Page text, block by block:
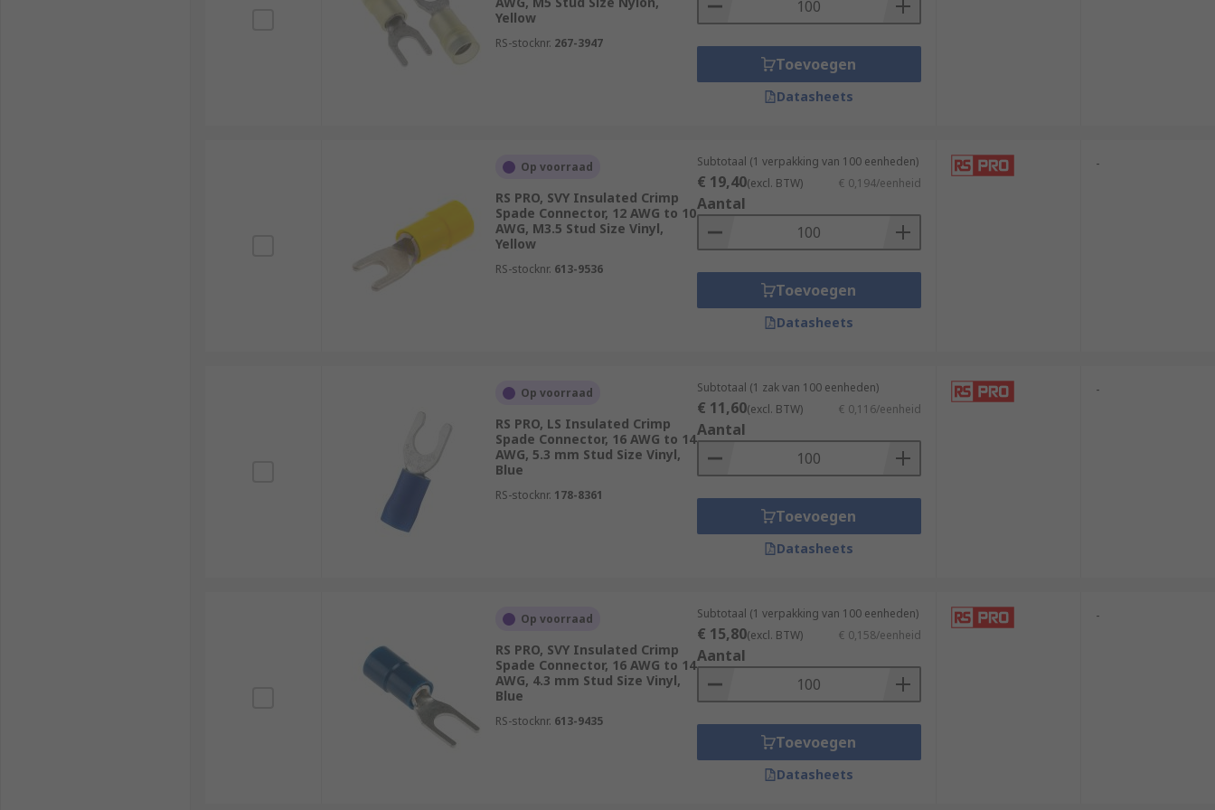
Yellow
RS-stocknr. 267-3947
Toevoegen
Datasheets
Op voorraad
RS PRO, SVY Insulated Crimp
Spade Connector, 12 AWG to 10
AWG, M3.5 Stud Size Vinyl,
Yellow
RS-stocknr. 613-9536
Subtotaal (1 verpakking van 100 eenheden)
€ 19,40(excl. BTW) € 0,194/eenheid
Aantal
Toevoegen
Datasheets
-
Op voorraad
RS PRO, LS Insulated Crimp
Spade Connector, 16 AWG to 14
AWG, 5.3 mm Stud Size Vinyl,
Blue
RS-stocknr. 178-8361
Subtotaal (1 zak van 100 eenheden)
€ 11,60(excl. BTW) € 0,116/eenheid
Aantal
Toevoegen
Datasheets
-
Op voorraad
RS PRO, SVY Insulated Crimp
Spade Connector, 16 AWG to 14
AWG, 4.3 mm Stud Size Vinyl,
Blue
RS-stocknr. 613-9435
Subtotaal (1 verpakking van 100 eenheden)
€ 15,80(excl. BTW) € 0,158/eenheid
Aantal
Toevoegen
Datasheets
-